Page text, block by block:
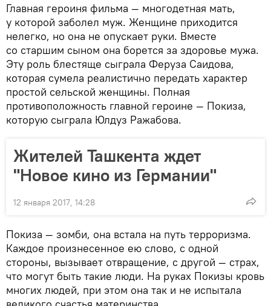
Главная героиня фильма — многодетная мать,
у которой заболел муж. Женщине приходится
нелегко, но она не опускает руки. Вместе
со старшим сыном она борется за здоровье мужа.
Эту роль блестяще сыграла Феруза Саидова,
которая сумела реалистично передать характер
простой сельской женщины. Полная
противоположность главной героине — Покиза,
которую сыграла Юлдуз Ражабова.
Жителей Ташкента ждет
"Новое кино из Германии"
12 января 2017, 14:28
Покиза — зомби, она встала на путь терроризма.
Каждое произнесенное ею слово, с одной
стороны, вызывает отвращение, с другой — страх,
что могут быть такие люди. На руках Покизы кровь
многих людей, при этом она так и не испытала